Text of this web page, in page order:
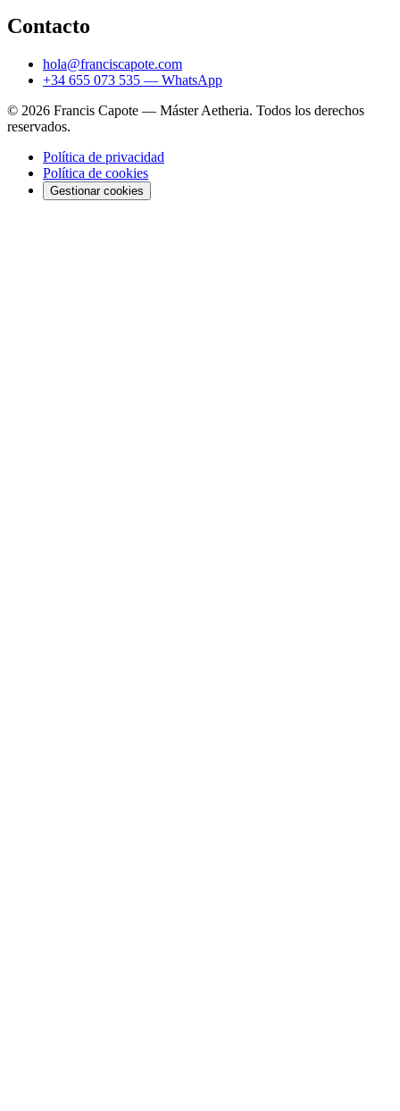
Contacto
hola@franciscapote.com
+34 655 073 535 — WhatsApp
© 2026 Francis Capote — Máster Aetheria. Todos los derechos
reservados.
Política de privacidad
Política de cookies
Gestionar cookies